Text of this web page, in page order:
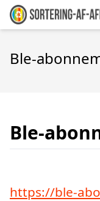
Ble-
Ble-
https://ble-